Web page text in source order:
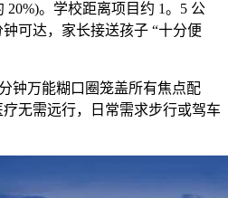
20%)。学校距离项目约 1。5 公
可达，家长接送孩子 “十分便
万能糊口圈笼盖所有焦点配
无需远行，日常需求步行或驾车